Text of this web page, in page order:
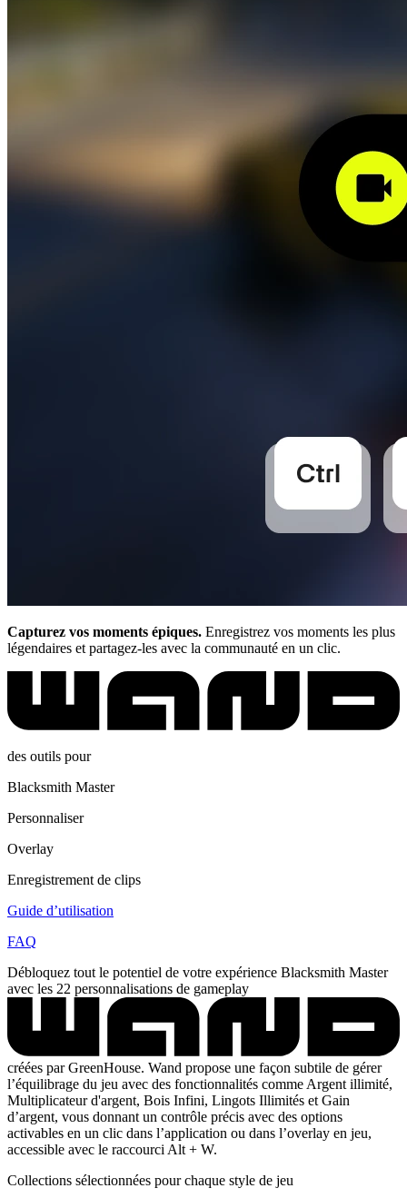
Capturez vos moments épiques. Enregistrez vos moments les plus
légendaires et partagez-les avec la communauté en un clic.
des outils pour
Blacksmith Master
Personnaliser
Overlay
Enregistrement de clips
Guide d’utilisation
FAQ
Débloquez tout le potentiel de votre expérience Blacksmith Master
avec les 22 personnalisations de gameplay
créées par GreenHouse. Wand propose une façon subtile de gérer
l’équilibrage du jeu avec des fonctionnalités comme Argent illimité,
Multiplicateur d'argent, Bois Infini, Lingots Illimités et Gain
d’argent, vous donnant un contrôle précis avec des options
activables en un clic dans l’application ou dans l’overlay en jeu,
accessible avec le raccourci Alt + W.
Collections sélectionnées pour chaque style de jeu